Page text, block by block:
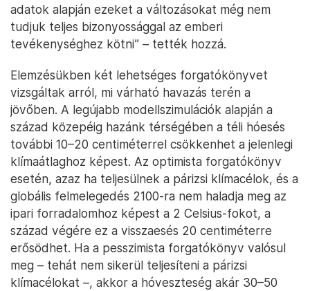
adatok alapján ezeket a változásokat még nem
tudjuk teljes bizonyossággal az emberi
tevékenységhez kötni” – tették hozzá.
Elemzésükben két lehetséges forgatókönyvet
vizsgáltak arról, mi várható havazás terén a
jövőben. A legújabb modellszimulációk alapján a
század közepéig hazánk térségében a téli hóesés
további 10–20 centiméterrel csökkenhet a jelenlegi
klímaátlaghoz képest. Az optimista forgatókönyv
esetén, azaz ha teljesülnek a párizsi klímacélok, és a
globális felmelegedés 2100-ra nem haladja meg az
ipari forradalomhoz képest a 2 Celsius-fokot, a
század végére ez a visszaesés 20 centiméterre
erősödhet. Ha a pesszimista forgatókönyv valósul
meg – tehát nem sikerül teljesíteni a párizsi
klímacélokat –, akkor a hóveszteség akár 30–50